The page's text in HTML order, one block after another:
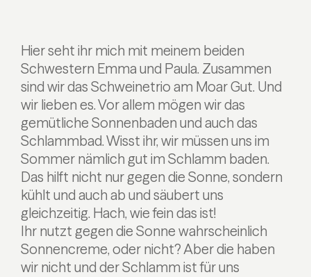
Hier seht ihr mich mit meinem beiden
Schwestern Emma und Paula. Zusammen
sind wir das Schweinetrio am Moar Gut. Und
wir lieben es. Vor allem mögen wir das
gemütliche Sonnenbaden und auch das
Schlammbad. Wisst ihr, wir müssen uns im
Sommer nämlich gut im Schlamm baden.
Das hilft nicht nur gegen die Sonne, sondern
kühlt und auch ab und säubert uns
gleichzeitig. Hach, wie fein das ist!
Ihr nutzt gegen die Sonne wahrscheinlich
Sonnencreme, oder nicht? Aber die haben
wir nicht und der Schlamm ist für uns